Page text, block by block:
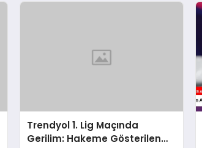
Trendyol 1. Lig Maçında
Gerilim: Hakeme Gösterilen